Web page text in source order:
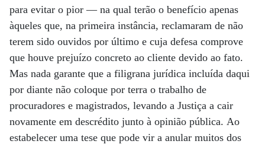
para evitar o pior — na qual terão o benefício apenas
àqueles que, na primeira instância, reclamaram de não
terem sido ouvidos por último e cuja defesa comprove
que houve prejuízo concreto ao cliente devido ao fato.
Mas nada garante que a filigrana jurídica incluída daqui
por diante não coloque por terra o trabalho de
procuradores e magistrados, levando a Justiça a cair
novamente em descrédito junto à opinião pública. Ao
estabelecer uma tese que pode vir a anular muitos dos